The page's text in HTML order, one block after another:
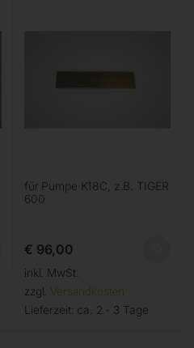
für Pumpe K18C, z.B. TIGER
600
€ 96,00
inkl. MwSt.
zzgl. Versandkosten
Lieferzeit: ca. 2 - 3 Tage